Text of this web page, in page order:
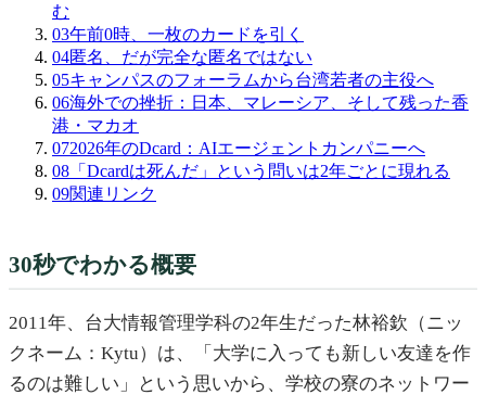
む
03午前0時、一枚のカードを引く
04匿名、だが完全な匿名ではない
05キャンパスのフォーラムから台湾若者の主役へ
06海外での挫折：日本、マレーシア、そして残った香
港・マカオ
072026年のDcard：AIエージェントカンパニーへ
08 「Dcardは死んだ」という問いは2年ごとに現れる
09関連リンク
30秒でわかる概要
2011年、台大情報管理学科の2年生だった林裕欽（ニッ
クネーム：Kytu）は、「大学に入っても新しい友達を作
るのは難しい」という思いから、学校の寮のネットワー